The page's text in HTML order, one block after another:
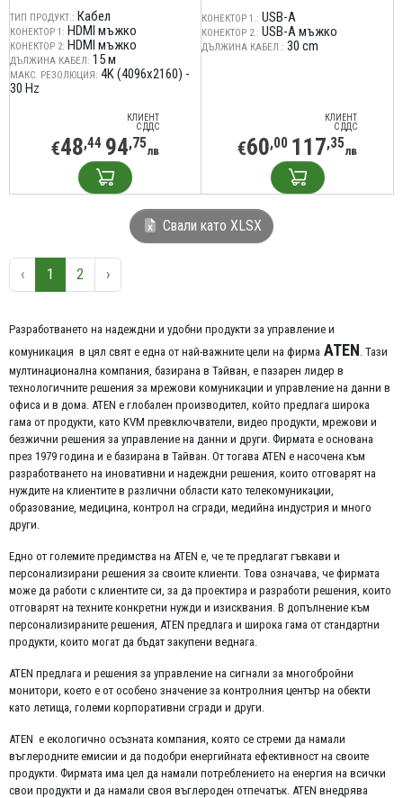
ТИП ПРОДУКТ.: Кабел
КОНЕКТОР 1: HDMI мъжко
КОНЕКТОР 2: HDMI мъжко
ДЪЛЖИНА КАБЕЛ: 15 м
МАКС. РЕЗОЛЮЦИЯ: 4K (4096x2160) -
30 Hz
КЛИЕНТ
С ДДС
€48,44 94,75лв
КОНЕКТОР 1.: USB-A
КОНЕКТОР 2.: USB-A мъжко
ДЪЛЖИНА КАБЕЛ.: 30 cm
КЛИЕНТ
С ДДС
€60,00 117,35лв
Свали като XLSX
‹ 1 2 ›
Разработването на надеждни и удобни продукти за управление и
комуникация в цял свят е една от най-важните цели на фирма ATEN. Тази
мултинационална компания, базирана в Тайван, е пазарен лидер в
технологичните решения за мрежови комуникации и управление на данни в
офиса и в дома. ATEN е глобален производител, който предлага широка
гама от продукти, като KVM превключватели, видео продукти, мрежови и
безжични решения за управление на данни и други. Фирмата е основана
през 1979 година и е базирана в Тайван. От тогава ATEN е насочена към
разработването на иновативни и надеждни решения, които отговарят на
нуждите на клиентите в различни области като телекомуникации,
образование, медицина, контрол на сгради, медийна индустрия и много
други.
Едно от големите предимства на ATEN е, че те предлагат гъвкави и
персонализирани решения за своите клиенти. Това означава, че фирмата
може да работи с клиентите си, за да проектира и разработи решения, които
отговарят на техните конкретни нужди и изисквания. В допълнение към
персонализираните решения, ATEN предлага и широка гама от стандартни
продукти, които могат да бъдат закупени веднага.
ATEN предлага и решения за управление на сигнали за многобройни
монитори, което е от особено значение за контролния център на обекти
като летища, големи корпоративни сгради и други.
ATEN е екологично осъзната компания, която се стреми да намали
въглеродните емисии и да подобри енергийната ефективност на своите
продукти. Фирмата има цел да намали потреблението на енергия на всички
свои продукти и да намали своя въглероден отпечатък. ATEN внедрява